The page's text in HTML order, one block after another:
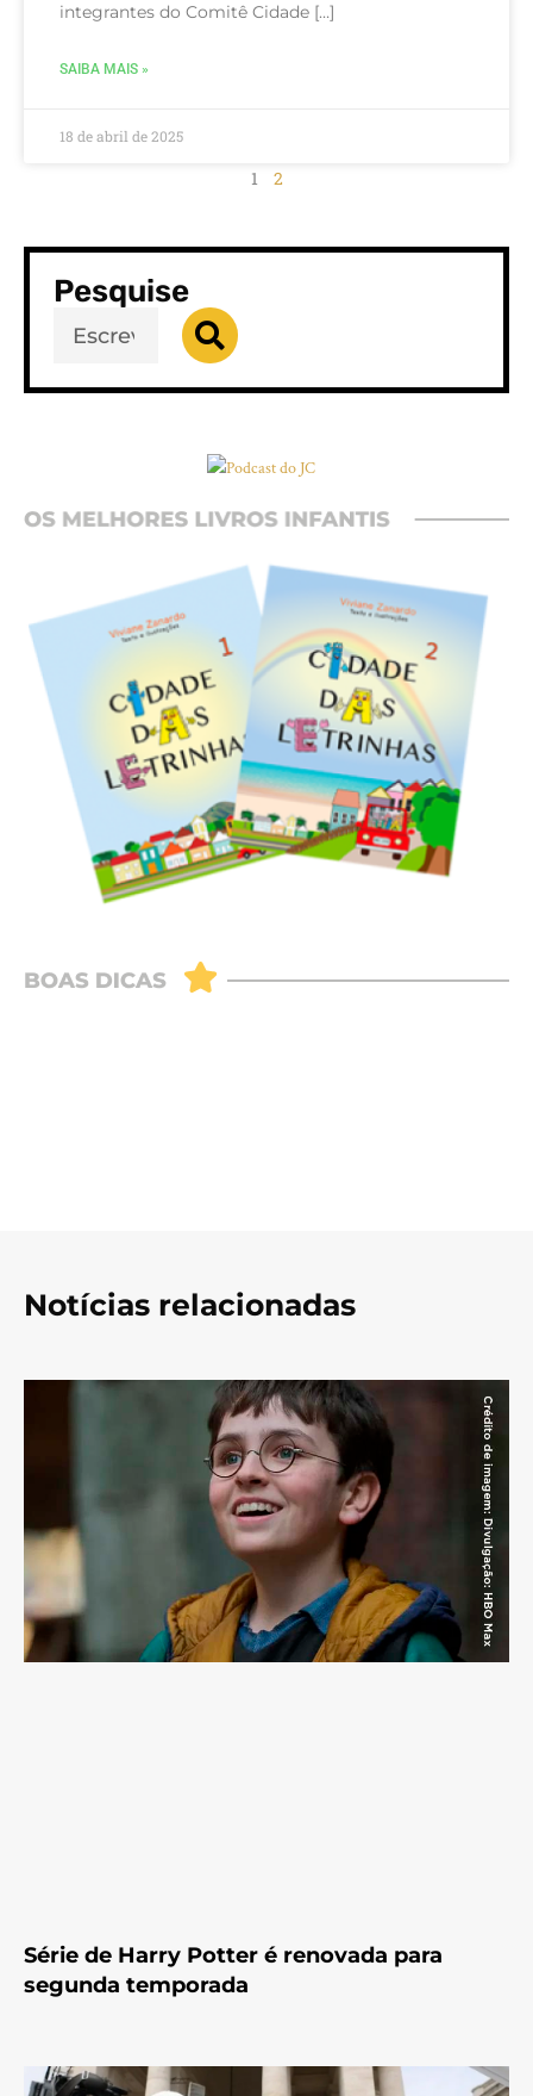
integrantes do Comitê Cidade […]
SAIBA MAIS »
18 de abril de 2025
1 2
Pesquise
Notícias relacionadas
Série de Harry Potter é renovada para
segunda temporada